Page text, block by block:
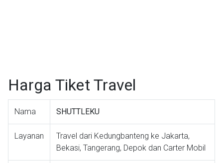
Harga Tiket Travel
Nama SHUTTLEKU
Layanan
Travel dari Kedungbanteng ke Jakarta,
Bekasi, Tangerang, Depok dan Carter Mobil